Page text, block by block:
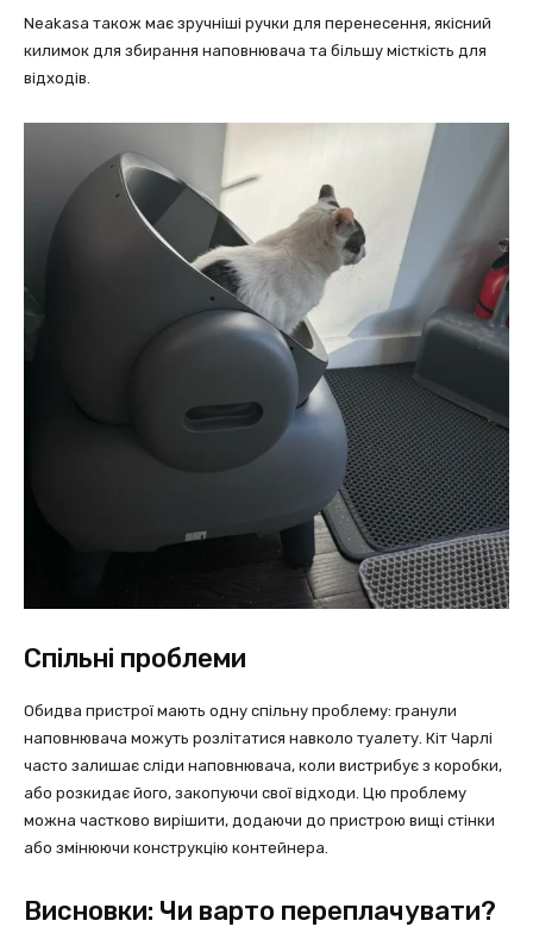
Neakasa також має зручніші ручки для перенесення, якісний
килимок для збирання наповнювача та більшу місткість для
відходів.
Спільні проблеми
Обидва пристрої мають одну спільну проблему: гранули
наповнювача можуть розлітатися навколо туалету. Кіт Чарлі
часто залишає сліди наповнювача, коли вистрибує з коробки,
або розкидає його, закопуючи свої відходи. Цю проблему
можна частково вирішити, додаючи до пристрою вищі стінки
або змінюючи конструкцію контейнера.
Висновки: Чи варто переплачувати?